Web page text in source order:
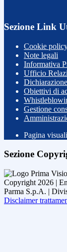
Sezione Link
Cookie
Note legali
Informativa
Ufficio
Obiettivi di
Gestione
Pagina
Sezione
Copyright 2026 |
Parma S.p.A. |
Disclaimer